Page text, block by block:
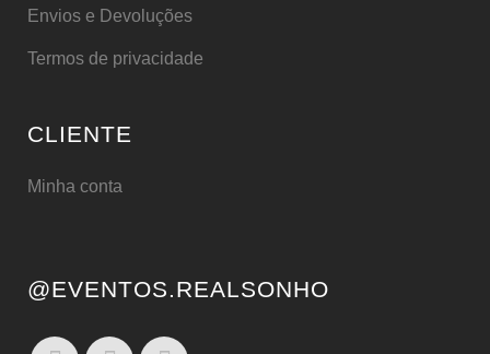
Envios e Devoluções
Termos de privacidade
CLIENTE
Minha conta
@EVENTOS.REALSONHO